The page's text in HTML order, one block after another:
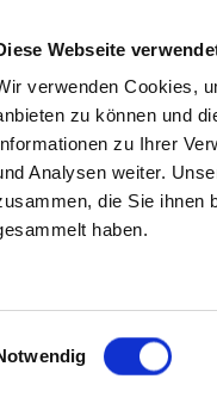
Webseite
verwenden Cookies,
zu können und
zu Ihrer
Analysen weiter.
die Sie ihnen
haben.
Einwilligungsauswahl
home page